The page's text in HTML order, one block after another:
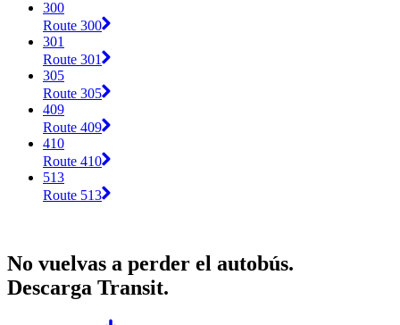
300
Route 300
301
Route 301
305
Route 305
409
Route 409
410
Route 410
513
Route 513
No vuelvas a perder el autobús.
Descarga Transit.